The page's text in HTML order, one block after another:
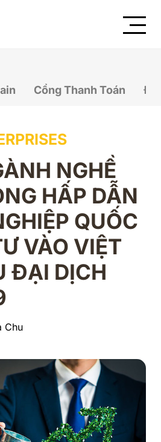
Cổng Thanh Toán
NGHỀ
HẤP DẪN
QUỐC
VÀO VIỆT
ĐẠI DỊCH
Chu